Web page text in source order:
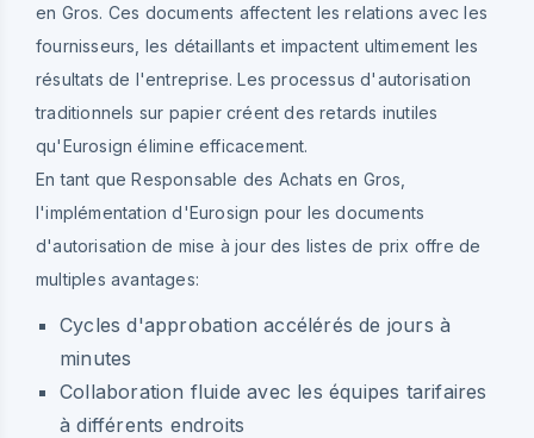
en Gros. Ces documents affectent les relations avec les
fournisseurs, les détaillants et impactent ultimement les
résultats de l'entreprise. Les processus d'autorisation
traditionnels sur papier créent des retards inutiles
qu'Eurosign élimine efficacement.
En tant que Responsable des Achats en Gros,
l'implémentation d'Eurosign pour les documents
d'autorisation de mise à jour des listes de prix offre de
multiples avantages:
Cycles d'approbation accélérés de jours à
minutes
Collaboration fluide avec les équipes tarifaires
à différents endroits